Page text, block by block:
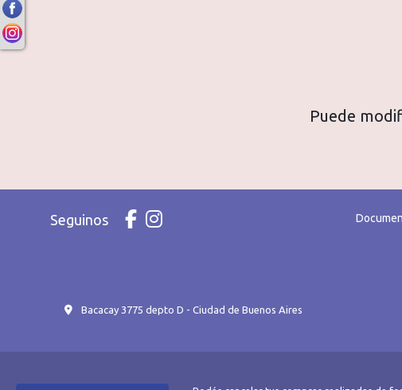
Puede
Seguinos
Bacacay 3775 depto D - Ciudad de Buenos Aires